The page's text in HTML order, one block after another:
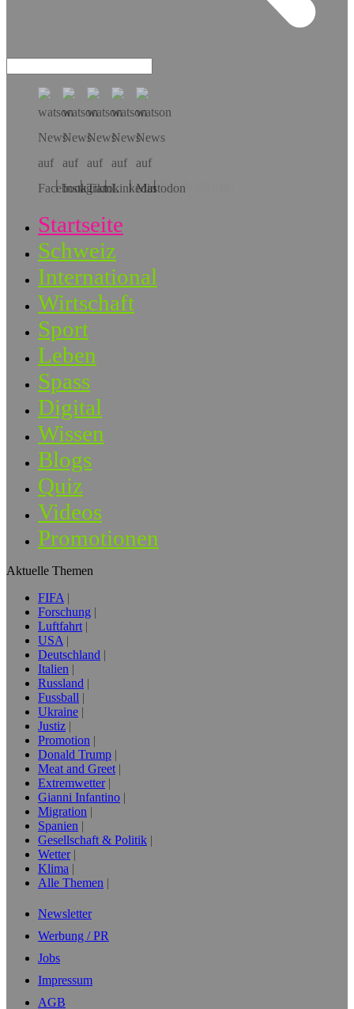
Hol dir die App!
Startseite
Schweiz
International
Wirtschaft
Sport
Leben
Spass
Digital
Wissen
Blogs
Quiz
Videos
Promotionen
Aktuelle Themen
FIFA
Forschung
Luftfahrt
USA
Deutschland
Italien
Russland
Fussball
Ukraine
Justiz
Promotion
Donald Trump
Meat and Greet
Extremwetter
Gianni Infantino
Migration
Spanien
Gesellschaft & Politik
Wetter
Klima
Alle Themen
Newsletter
Werbung / PR
Jobs
Impressum
AGB